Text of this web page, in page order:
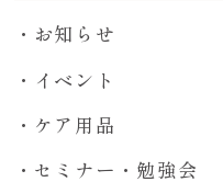
お知らせ
イベント
ケア用品
セミナー・勉強会